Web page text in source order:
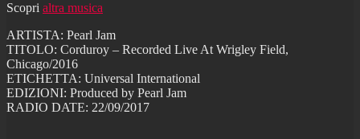
Scopri altra musica
ARTISTA: Pearl Jam
TITOLO: Corduroy – Recorded Live At Wrigley Field,
Chicago/2016
ETICHETTA: Universal International
EDIZIONI: Produced by Pearl Jam
RADIO DATE: 22/09/2017